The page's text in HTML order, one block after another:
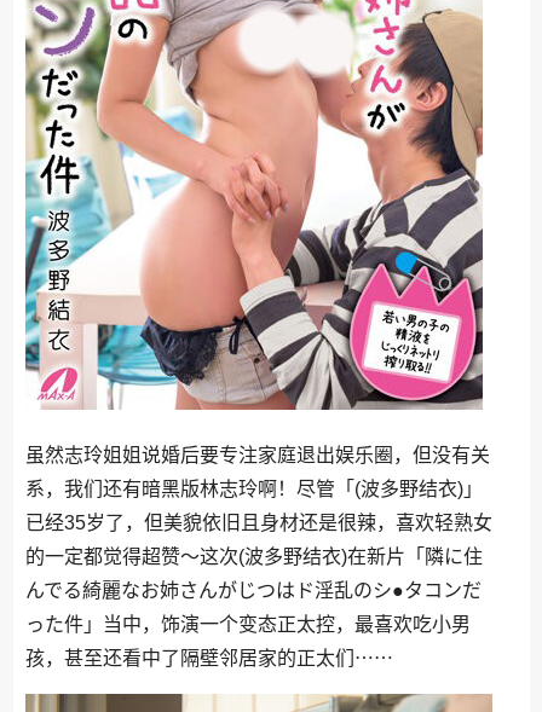
虽然志玲姐姐说婚后要专注家庭退出娱乐圈，但没有关
系，我们还有暗黑版林志玲啊！尽管「(波多野结衣)」
已经35岁了，但美貌依旧且身材还是很辣，喜欢轻熟女
的一定都觉得超赞～这次(波多野结衣)在新片「隣に住
んでる綺麗なお姉さんがじつはド淫乱のシ●タコンだ
った件」当中，饰演一个变态正太控，最喜欢吃小男
孩，甚至还看中了隔壁邻居家的正太们⋯⋯